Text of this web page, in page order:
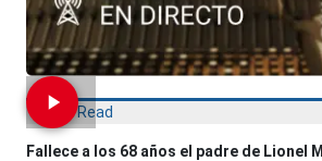
Most Read
Fallece a los 68 años el padre de Lionel